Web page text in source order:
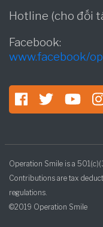
Hotline (cho đối
Facebook:
www.facebook/
Operation Smile is a
Contributions are tax
regulations.
©2019 Operation Smile